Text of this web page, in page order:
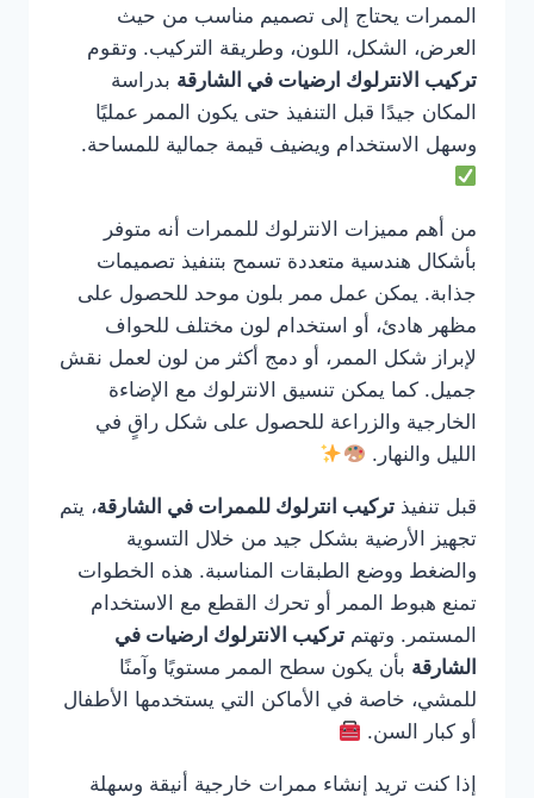
الممرات يحتاج إلى تصميم مناسب من حيث
العرض، الشكل، اللون، وطريقة التركيب. وتقوم
تركيب الانترلوك ارضيات في الشارقة بدراسة
المكان جيدًا قبل التنفيذ حتى يكون الممر عمليًا
وسهل الاستخدام ويضيف قيمة جمالية للمساحة.
من أهم مميزات الانترلوك للممرات أنه متوفر
بأشكال هندسية متعددة تسمح بتنفيذ تصميمات
جذابة. يمكن عمل ممر بلون موحد للحصول على
مظهر هادئ، أو استخدام لون مختلف للحواف
لإبراز شكل الممر، أو دمج أكثر من لون لعمل نقش
جميل. كما يمكن تنسيق الانترلوك مع الإضاءة
الخارجية والزراعة للحصول على شكل راقٍ في
الليل والنهار.
قبل تنفيذ تركيب انترلوك للممرات في الشارقة، يتم
تجهيز الأرضية بشكل جيد من خلال التسوية
والضغط ووضع الطبقات المناسبة. هذه الخطوات
تمنع هبوط الممر أو تحرك القطع مع الاستخدام
المستمر. وتهتم تركيب الانترلوك ارضيات في
الشارقة بأن يكون سطح الممر مستويًا وآمنًا
للمشي، خاصة في الأماكن التي يستخدمها الأطفال
أو كبار السن.
إذا كنت تريد إنشاء ممرات خارجية أنيقة وسهلة